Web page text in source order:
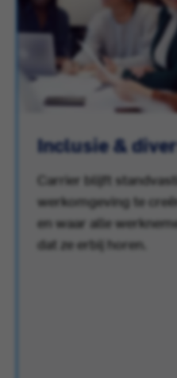
Inclusie &
Carrier blijft
werkomgeving te
en waar alle
dat ze erbij horen.